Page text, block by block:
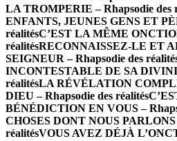
LA TROMPERIE – Rhapsodie des
ENFANTS, JEUNES GENS ET
réalitésC’EST LA MÊME
réalitésRECONNAISSEZ-LE ET
SEIGNEUR – Rhapsodie des
INCONTESTABLE DE SA
réalitésLA RÉVÉLATION
DIEU – Rhapsodie des réalités
BÉNÉDICTION EN VOUS –
CHOSES DONT NOUS PARLONS
réalitésVOUS AVEZ DÉJÀ